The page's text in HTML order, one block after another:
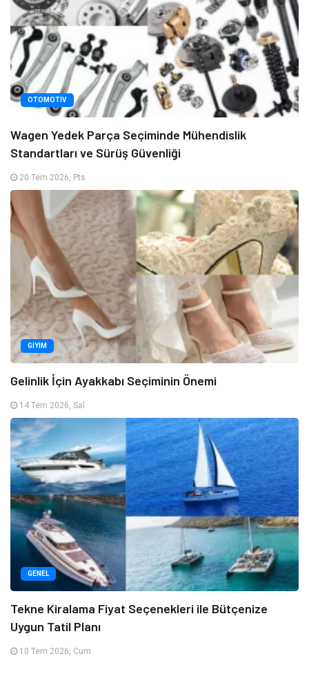
OTOMOTIV
Wagen Yedek Parça Seçiminde Mühendislik
Standartları ve Sürüş Güvenliği
20 Tem 2026, Pts
GIYIM
Gelinlik İçin Ayakkabı Seçiminin Önemi
14 Tem 2026, Sal
GENEL
Tekne Kiralama Fiyat Seçenekleri ile Bütçenize
Uygun Tatil Planı
10 Tem 2026, Cum